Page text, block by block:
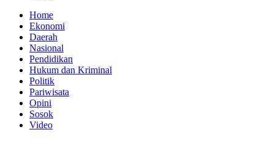
Home
Ekonomi
Daerah
Nasional
Pendidikan
Hukum dan Kriminal
Politik
Pariwisata
Opini
Sosok
Video